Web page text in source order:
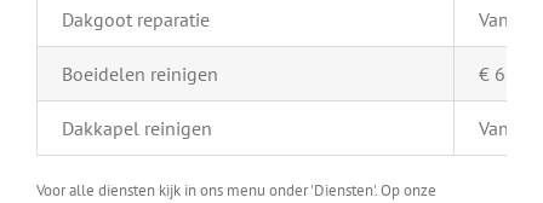
Dakgoot reparatie Vanaf
Boeidelen reinigen € 6,-
Dakkapel reinigen Vanaf
Voor alle diensten kijk in ons menu onder 'Diensten'. Op onze